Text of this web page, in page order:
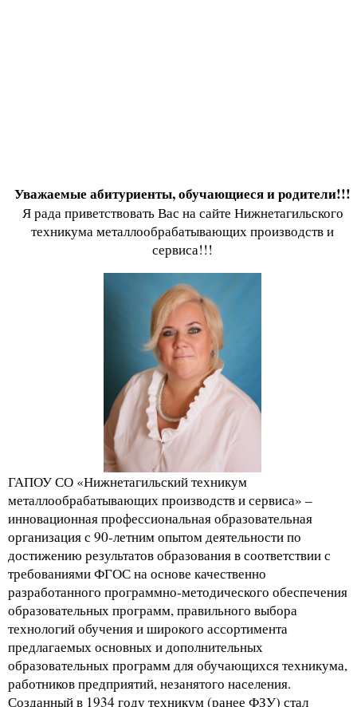
Уважаемые абитуриенты, обучающиеся и родители!!!
Я рада приветствовать Вас на сайте Нижнетагильского
техникума металлообрабатывающих производств и
сервиса!!!
ГАПОУ СО «Нижнетагильский техникум
металлообрабатывающих производств и сервиса» –
инновационная профессиональная образовательная
организация с 90-летним опытом деятельности по
достижению результатов образования в соответствии с
требованиями ФГОС на основе качественно
разработанного программно-методического обеспечения
образовательных программ, правильного выбора
технологий обучения и широкого ассортимента
предлагаемых основных и дополнительных
образовательных программ для обучающихся техникума,
работников предприятий, незанятого населения.
Созданный в 1934 году техникум (ранее ФЗУ) стал